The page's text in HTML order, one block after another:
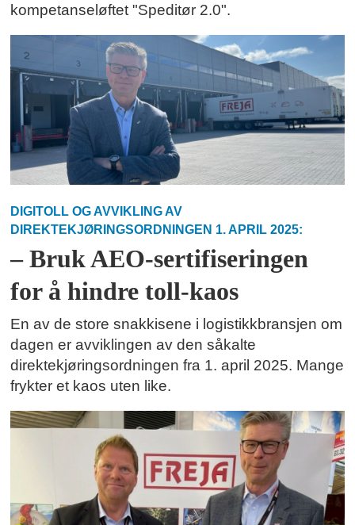
kompetanseløftet "Speditør 2.0".
DIGITOLL OG AVVIKLING AV
DIREKTEKJØRINGSORDNINGEN 1. APRIL 2025:
– Bruk AEO-sertifiseringen
for å hindre toll-kaos
En av de store snakkisene i logistikkbransjen om
dagen er avviklingen av den såkalte
direktekjøringsordningen fra 1. april 2025. Mange
frykter et kaos uten like.